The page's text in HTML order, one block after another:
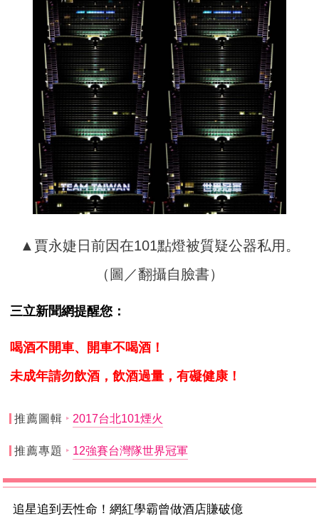
▲賈永婕日前因在101點燈被質疑公器私用。
（圖／翻攝自臉書）
三立新聞網提醒您：
喝酒不開車、開車不喝酒！
未成年請勿飲酒，飲酒過量，有礙健康！
推薦圖輯 2017台北101煙火
推薦專題 12強賽台灣隊世界冠軍
追星追到丟性命！網紅學霸曾做酒店賺破億